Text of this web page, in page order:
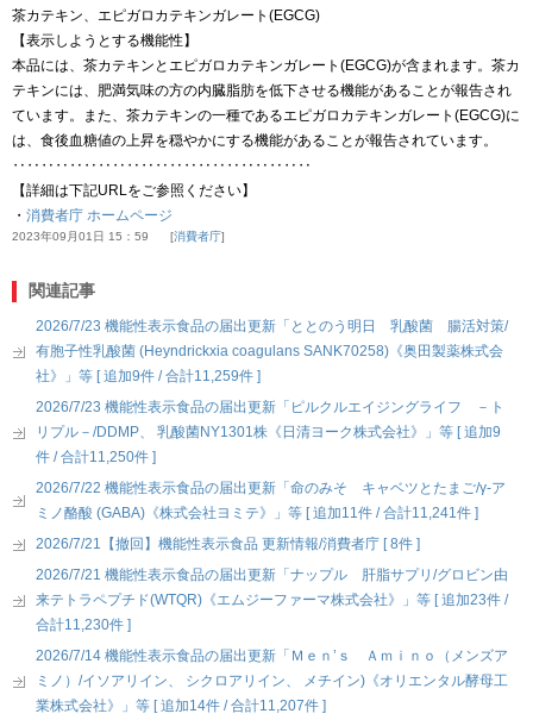
茶カテキン、エピガロカテキンガレート(EGCG)
【表示しようとする機能性】
本品には、茶カテキンとエピガロカテキンガレート(EGCG)が含まれます。茶カ
テキンには、肥満気味の方の内臓脂肪を低下させる機能があることが報告され
ています。また、茶カテキンの一種であるエピガロカテキンガレート(EGCG)に
は、食後血糖値の上昇を穏やかにする機能があることが報告されています。
‥‥‥‥‥‥‥‥‥‥‥‥‥‥‥‥‥‥‥‥‥
【詳細は下記URLをご参照ください】
・ 消費者庁 ホームページ
2023年09月01日 15：59 消費者庁
関連記事
2026/7/23 機能性表示食品の届出更新「ととのう明日 乳酸菌 腸活対策/
有胞子性乳酸菌 (Heyndrickxia coagulans SANK70258)《奥田製薬株式会
社》」等 [ 追加9件 / 合計11,259件 ]
2026/7/23 機能性表示食品の届出更新「ピルクルエイジングライフ －ト
リプル－/DDMP、 乳酸菌NY1301株《日清ヨーク株式会社》」等 [ 追加9
件 / 合計11,250件 ]
2026/7/22 機能性表示食品の届出更新「命のみそ キャベツとたまご/γ-ア
ミノ酪酸 (GABA)《株式会社ヨミテ》」等 [ 追加11件 / 合計11,241件 ]
2026/7/21【撤回】機能性表示食品 更新情報/消費者庁 [ 8件 ]
2026/7/21 機能性表示食品の届出更新「ナップル 肝脂サプリ/グロビン由
来テトラペプチド(WTQR)《エムジーファーマ株式会社》」等 [ 追加23件 /
合計11,230件 ]
2026/7/14 機能性表示食品の届出更新「Ｍｅｎ’ｓ Ａｍｉｎｏ（メンズア
ミノ）/イソアリイン、 シクロアリイン、 メチイン)《オリエンタル酵母工
業株式会社》」等 [ 追加14件 / 合計11,207件 ]